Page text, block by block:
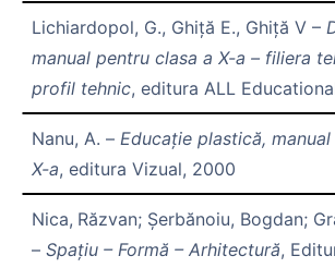
Lichiardopol, G., Ghiță E., Ghiță V –
manual pentru clasa a X-a – filiera
profil tehnic, editura ALL
Nanu, A. – Educație plastică,
X-a, editura Vizual, 2000
Nica, Răzvan; Șerbănoiu, Bogdan;
– Spațiu – Formă – Arhitectură,